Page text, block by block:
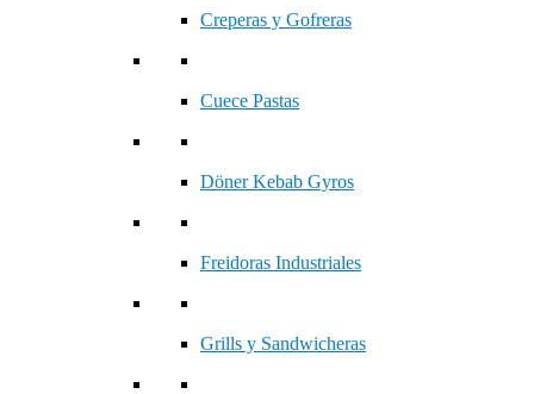
Creperas y Gofreras
Cuece Pastas
Döner Kebab Gyros
Freidoras Industriales
Grills y Sandwicheras